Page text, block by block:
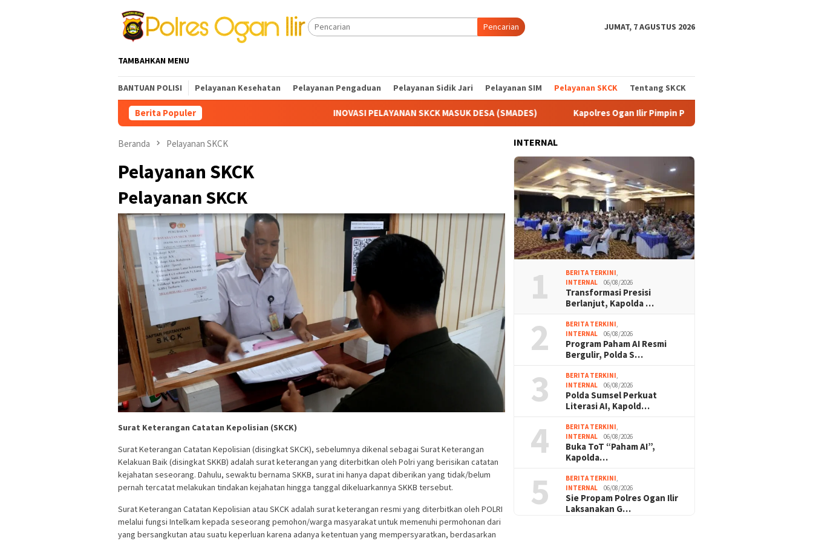
Pencarian JUMAT, 7 AGUSTUS 2026
TAMBAHKAN MENU
BANTUAN POLISI Pelayanan Kesehatan Pelayanan Pengaduan Pelayanan Sidik Jari Pelayanan SIM Pelayanan SKCK Tentang SKCK
Berita Populer INOVASI PELAYANAN SKCK MASUK DESA (SMADES) Kapolres Ogan Ilir Pimpin Patroli Karhutla Gunakan Drone dan Cek
Beranda Pelayanan SKCK
Pelayanan SKCK
Pelayanan SKCK
Surat Keterangan Catatan Kepolisian (SKCK)
Surat Keterangan Catatan Kepolisian (disingkat SKCK), sebelumnya dikenal sebagai Surat Keterangan
Kelakuan Baik (disingkat SKKB) adalah surat keterangan yang diterbitkan oleh Polri yang berisikan catatan
kejahatan seseorang. Dahulu, sewaktu bernama SKKB, surat ini hanya dapat diberikan yang tidak/belum
pernah tercatat melakukan tindakan kejahatan hingga tanggal dikeluarkannya SKKB tersebut.
Surat Keterangan Catatan Kepolisian atau SKCK adalah surat keterangan resmi yang diterbitkan oleh POLRI
melalui fungsi Intelkam kepada seseorang pemohon/warga masyarakat untuk memenuhi permohonan dari
yang bersangkutan atau suatu keperluan karena adanya ketentuan yang mempersyaratkan, berdasarkan
INTERNAL
1 BERITA TERKINI
INTERNAL
06/08/2026
Transformasi Presisi
Berlanjut, Kapolda …
2 BERITA TERKINI
INTERNAL
06/08/2026
Program Paham AI Resmi
Bergulir, Polda S…
3 BERITA TERKINI
INTERNAL
06/08/2026
Polda Sumsel Perkuat
Literasi AI, Kapold…
4 BERITA TERKINI
INTERNAL
06/08/2026
Buka ToT “Paham AI”,
Kapolda…
5 BERITA TERKINI
INTERNAL
06/08/2026
Sie Propam Polres Ogan Ilir
Laksanakan G…